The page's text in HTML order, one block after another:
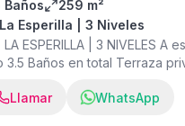
Baños
259 m²
Esperilla | 3 Niveles
ESPERILLA | 3 NIVELES
3.5 Baños en total Terraza
2 Parqueos Sistema de
y con gran iluminación
Coffee shop Piscina Sauna y
Llamar WhatsApp